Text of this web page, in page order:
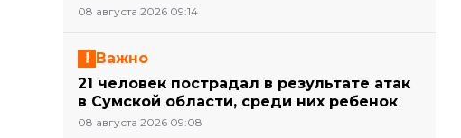
08 августа 2026 09:14
Важно
21 человек пострадал в результате атак
в Сумской области, среди них ребенок
08 августа 2026 09:08